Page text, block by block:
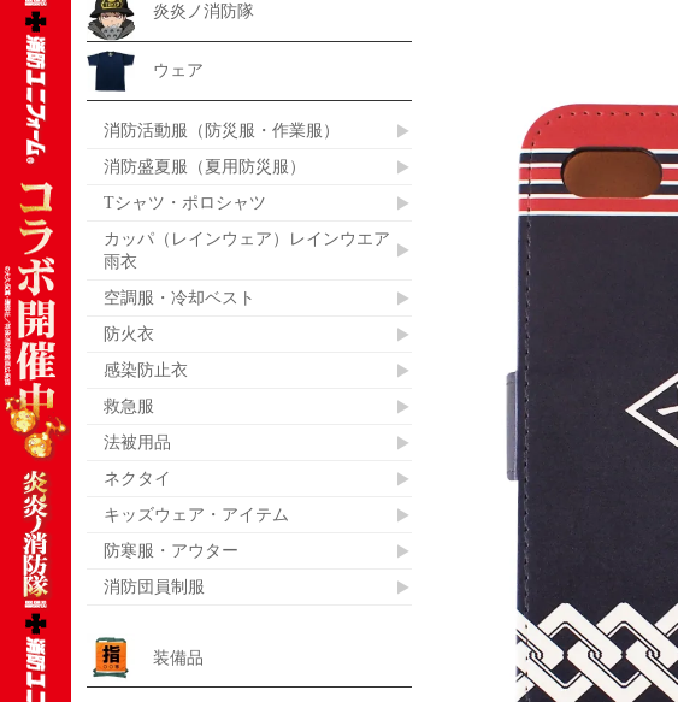
炎炎ノ消防隊
ウェア
消防活動服（防災服・作業服）
消防盛夏服（夏用防災服）
Tシャツ・ポロシャツ
カッパ（レインウェア）レインウエア
雨衣
空調服・冷却ベスト
防火衣
感染防止衣
救急服
法被用品
ネクタイ
キッズウェア・アイテム
防寒服・アウター
消防団員制服
装備品